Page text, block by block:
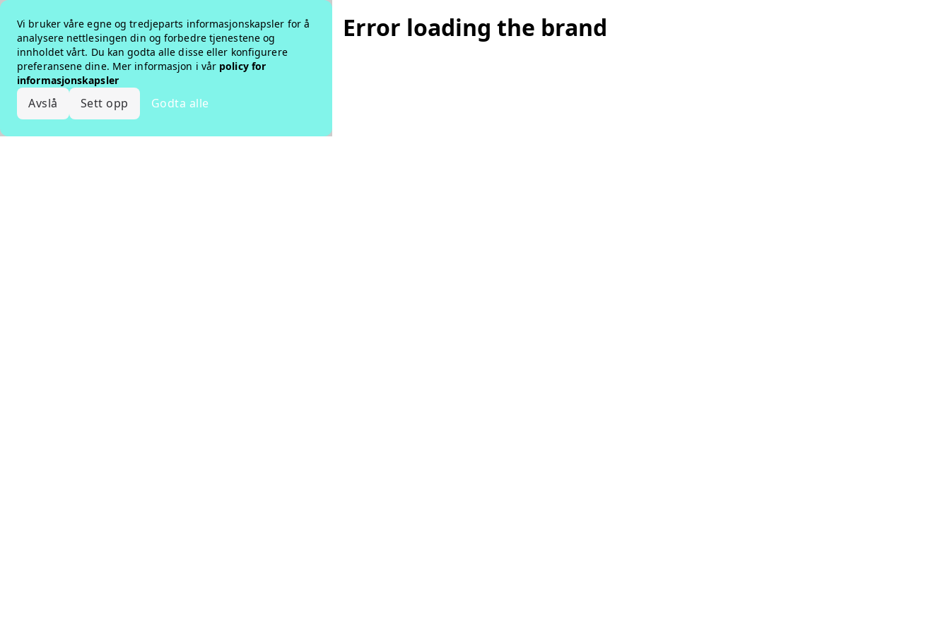
Vi bruker våre egne og tredjeparts informasjonskapsler for å
analysere nettlesingen din og forbedre tjenestene og
innholdet vårt. Du kan godta alle disse eller konfigurere
preferansene dine. Mer informasjon i vår policy for
informasjonskapsler
Avslå Sett opp Godta alle
Error loading the brand